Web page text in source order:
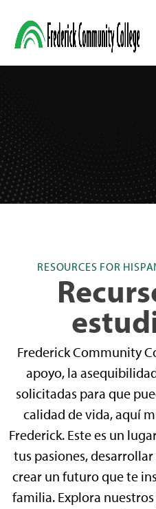
RESOURCES FOR
Frederick Community
apoyo, la
solicitadas para que
calidad de vida, aquí
Frederick. Este es un
tus pasiones,
crear un futuro que te
familia. Explora